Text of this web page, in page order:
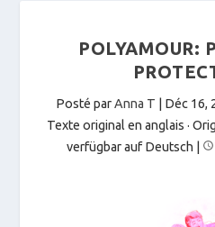
POLYAMOUR:
Posté parAnna T Déc 16,
Texte original en anglais ·
verfügbar auf Deutsch